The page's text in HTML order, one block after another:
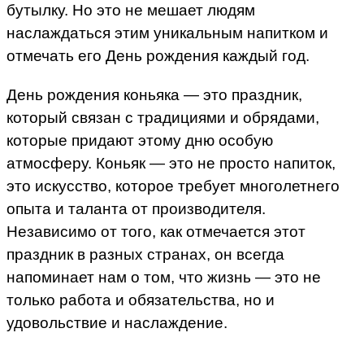
бутылку. Но это не мешает людям
наслаждаться этим уникальным напитком и
отмечать его День рождения каждый год.
День рождения коньяка — это праздник,
который связан с традициями и обрядами,
которые придают этому дню особую
атмосферу. Коньяк — это не просто напиток,
это искусство, которое требует многолетнего
опыта и таланта от производителя.
Независимо от того, как отмечается этот
праздник в разных странах, он всегда
напоминает нам о том, что жизнь — это не
только работа и обязательства, но и
удовольствие и наслаждение.